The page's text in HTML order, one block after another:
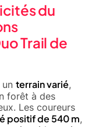
du
Trail de
terrain varié,
forêt à des
Les coureurs
positif de 540 m,